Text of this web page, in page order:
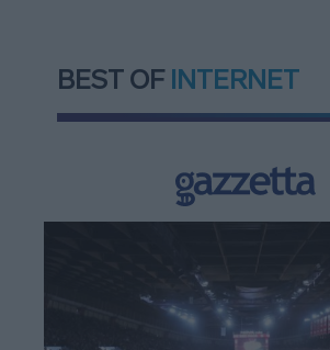
BEST OF INTERNET